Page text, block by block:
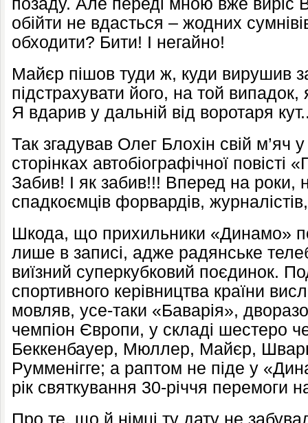
позаду. Але переді мною вже виріс
обійти не вдасться – жодних
обходити? Бити! І негайно!
Майєр пішов туди ж, куди вирушив
підстрахувати його, на той
Я вдарив у дальній від воротаря
Так згадував Олег Блохін свій м’яч
сторінках автобіографічної повісті
Забив! І як забив!!! Вперед на роки,
спадкоємців форвардів,
Шкода, що прихильники «Динамо»
лише в записі, адже радянське
виїзний суперкубковий поєдинок.
спортивного керівництва країни
мовляв, усе-таки «Баварія»,
чемпіон Європи, у складі шестеро
Беккенбауер, Мюллер, Майєр,
Румменігге; а раптом не піде у
рік святкування 30-річчя
Про те, що й німці ту дату не